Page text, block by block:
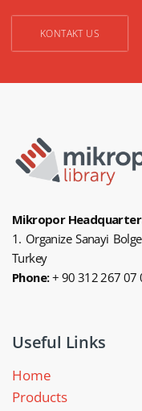
KONTAKT US
Mikropor
1. Organize Sanayi
Turkey
Phone:+ 90 312 267 07
Useful Links
Home
Products